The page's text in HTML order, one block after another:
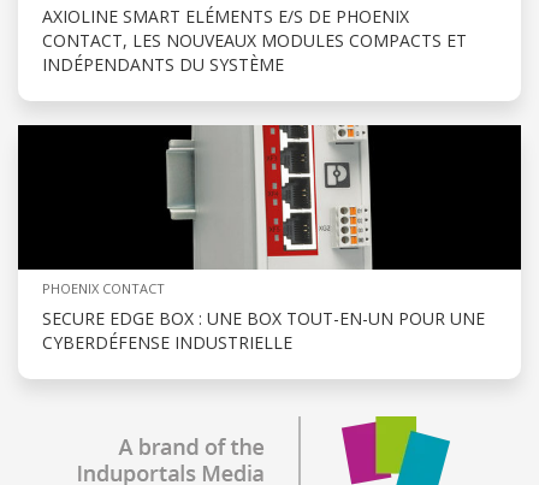
AXIOLINE SMART ELÉMENTS E/S DE PHOENIX
CONTACT, LES NOUVEAUX MODULES COMPACTS ET
INDÉPENDANTS DU SYSTÈME
PHOENIX CONTACT
SECURE EDGE BOX : UNE BOX TOUT-EN-UN POUR UNE
CYBERDÉFENSE INDUSTRIELLE